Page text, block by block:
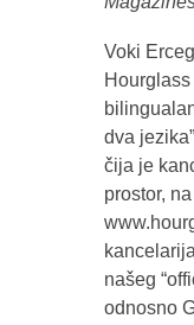
Voki
dva
čija je
prostor,
našeg
odnosno